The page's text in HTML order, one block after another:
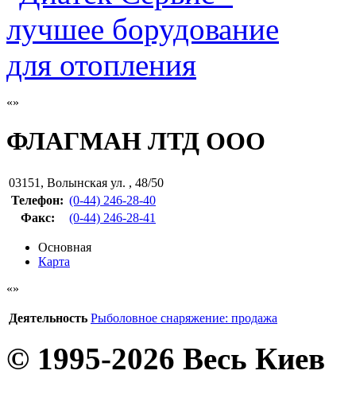
ФЛАГМАН ЛТД ООО
03151 , Волынская ул. , 48/50
Телефон: (0-44) 246-28-40
Факс: (0-44) 246-28-41
Основная
Карта
Деятельность Рыболовное снаряжение: продажа
© 1995-2026 Весь Киев